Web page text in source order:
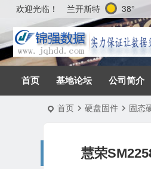
欢迎光临！ 兰开斯特 38°
首页 基地论坛 公司简介
首页 硬盘固件 固态
慧荣